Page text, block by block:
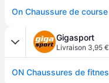
Gigasport
Livraison 3,95 €